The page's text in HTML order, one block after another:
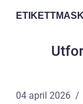
04 april 2026